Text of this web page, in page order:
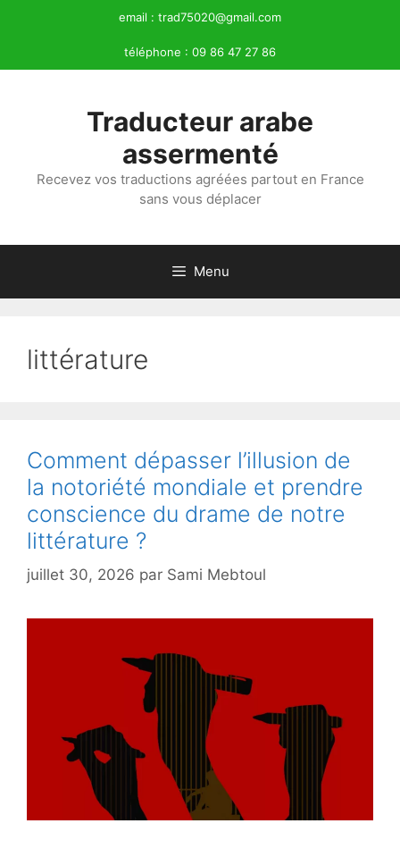
email : trad75020@gmail.com
téléphone : 09 86 47 27 86
Traducteur arabe
assermenté
Recevez vos traductions agréées partout en France
sans vous déplacer
Menu
littérature
Comment dépasser l’illusion de
la notoriété mondiale et prendre
conscience du drame de notre
littérature ?
juillet 30, 2026 par Sami Mebtoul